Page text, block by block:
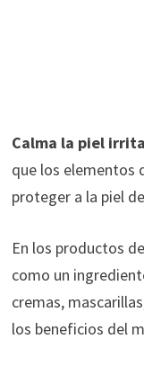
Calma la piel
que los elementos
proteger a la piel
En los productos
como un
cremas,
los beneficios del